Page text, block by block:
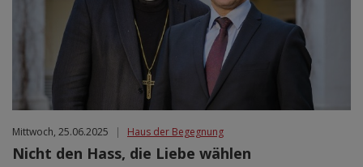
Mittwoch, 25.06.2025 | Haus der Begegnung
Nicht den Hass, die Liebe wählen